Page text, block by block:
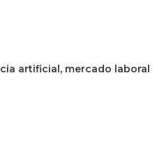
artificial, mercado laboral